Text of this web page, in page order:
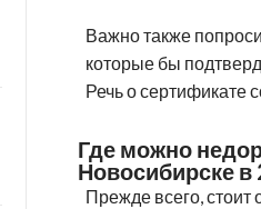
Важно также
которые бы
Речь о сертификате
Где можно
Новосибирске в
Прежде всего, стоит